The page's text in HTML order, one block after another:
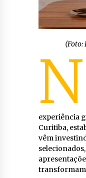
(Foto:
N
experiência
Curitiba,
vêm
transformam